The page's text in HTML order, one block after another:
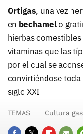
Ortigas, una vez
en bechamelo
hierbas
vitaminas que las
por el cual se
convirtiéndose toda
siglo XXI
TEMAS Cultura